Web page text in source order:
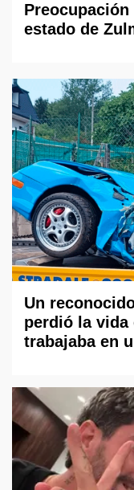
estado de
Un
perdió la vida
trabajaba en